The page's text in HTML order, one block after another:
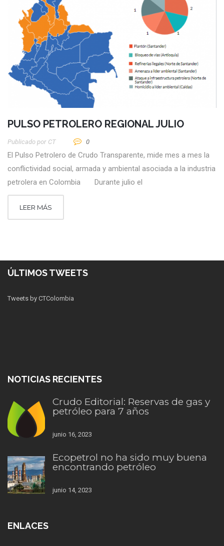
PULSO PETROLERO REGIONAL JULIO
Publicado por CT 0
El Pulso Petrolero de Crudo Transparente, mide mes a mes la
conflictividad social, armada y ambiental asociada a la industria
petrolera en Colombia Durante julio el
LEER MÁS
ÚLTIMOS TWEETS
Tweets by CTColombia
NOTICIAS RECIENTES
Crudo Editorial: Reservas de gas y
petróleo para 7 años
junio 16, 2023
Ecopetrol no ha sido muy buena
encontrando petróleo
junio 14, 2023
ENLACES